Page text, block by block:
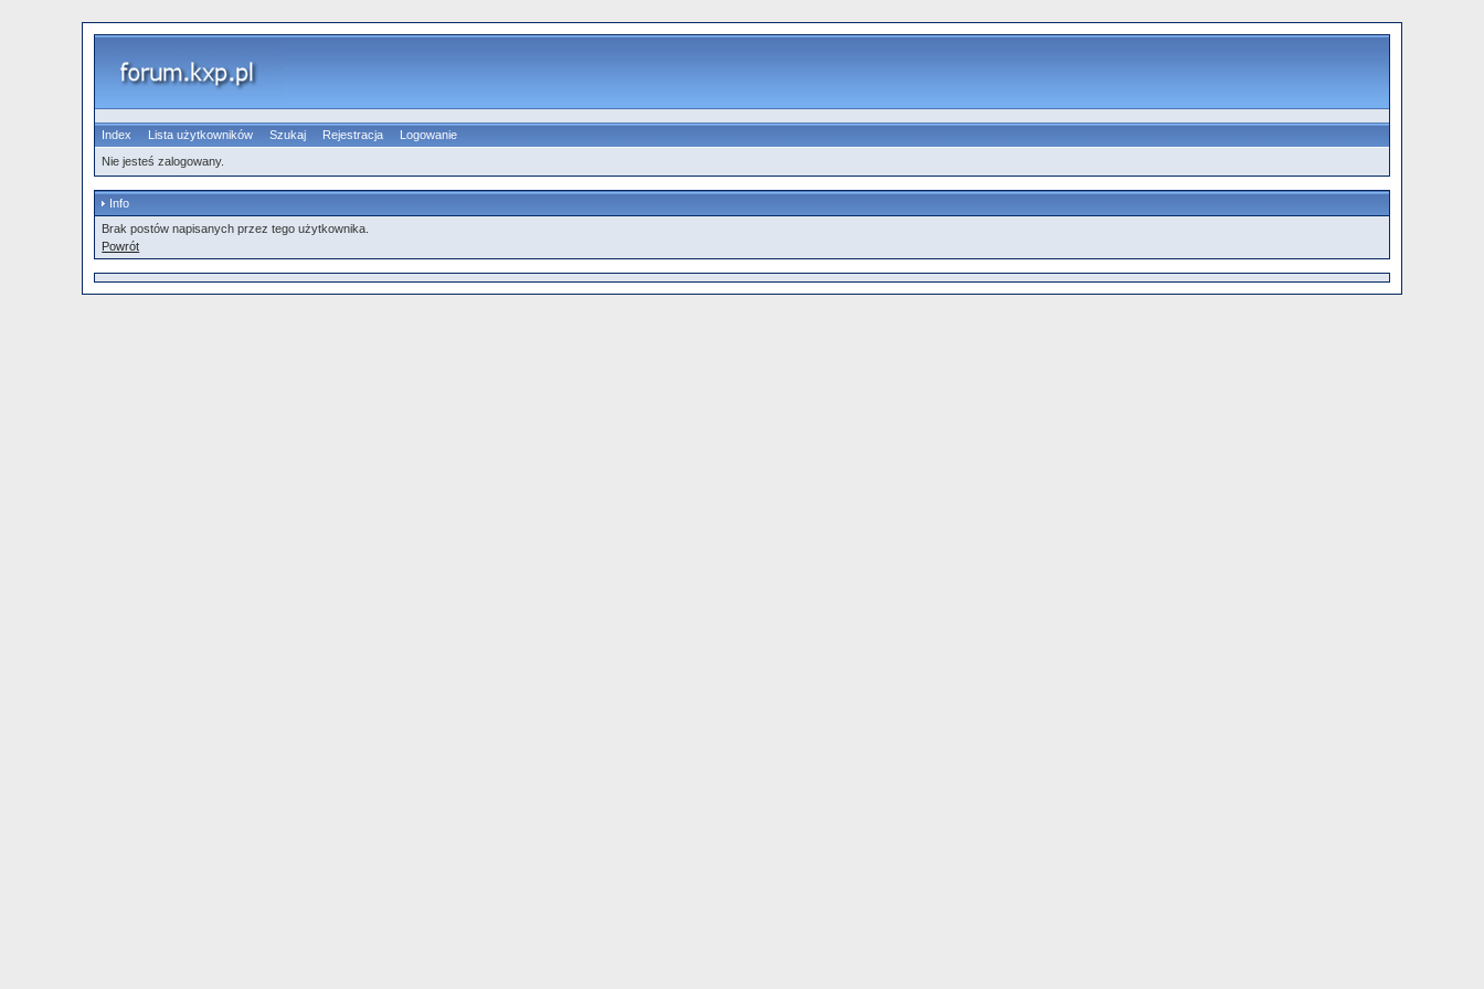
Index Lista użytkowników Szukaj Rejestracja
Logowanie
Nie jesteś zalogowany.
Info
Brak postów napisanych przez tego użytkownika.
Powrót